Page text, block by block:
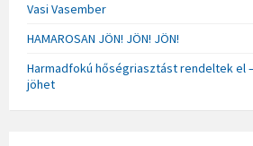
Vasi Vasember
HAMAROSAN JÖN! JÖN! JÖN!
Harmadfokú hőségriasztást rendeltek el
jöhet